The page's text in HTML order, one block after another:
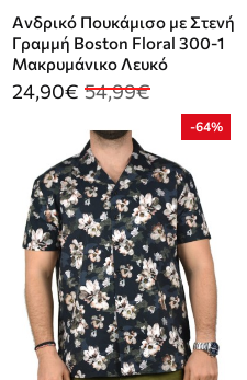
Aνδρικό Πουκάμισο με Στενή
Γραμμή Βoston Floral 300-1
Μακρυμάνικο Λευκό
24,90€ 54,99€
-64%